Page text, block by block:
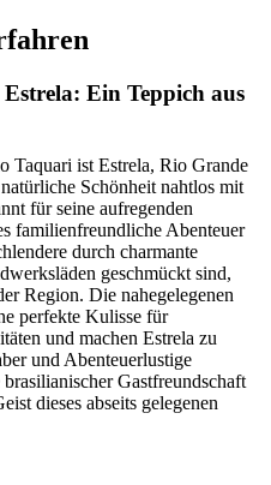
Ein Teppich aus
Taquari ist Estrela, Rio Grande
Schönheit nahtlos mit
für seine aufregenden
familienfreundliche Abenteuer
durch charmante
geschmückt sind,
Region. Die nahegelegenen
perfekte Kulisse für
und machen Estrela zu
und Abenteuerlustige
Gastfreundschaft
dieses abseits gelegenen